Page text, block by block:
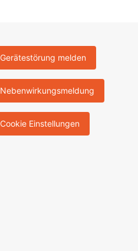
Gerätestörung melden
Nebenwirkungsmeldung
Cookie Einstellungen